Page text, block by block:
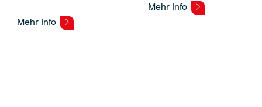
Mehr Info
Mehr Info